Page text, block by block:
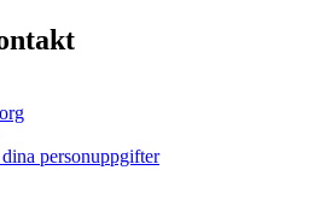
personuppgifter